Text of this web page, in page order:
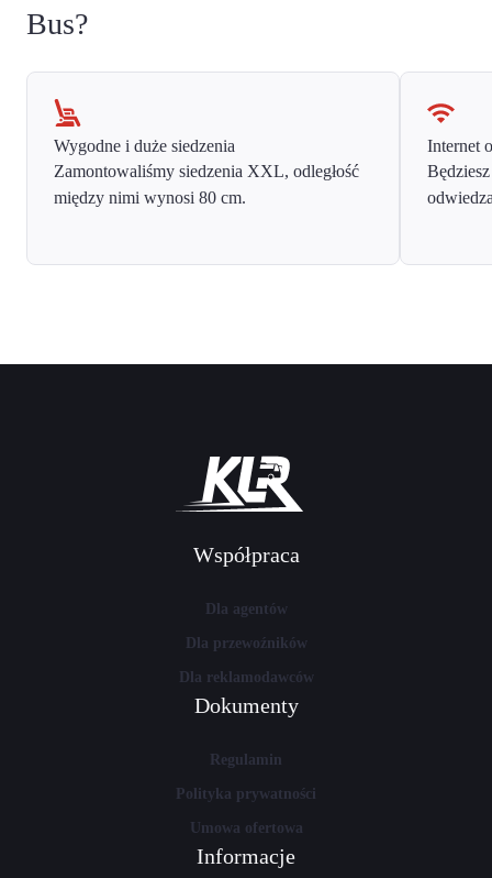
Bus?
Wygodne i duże siedzenia
Zamontowaliśmy siedzenia XXL, odległość
między nimi wynosi 80 cm.
Internet
Współpraca
Dla agentów
Dla przewoźników
Dla reklamodawców
Dokumenty
Regulamin
Polityka prywatności
Umowa ofertowa
Informacje